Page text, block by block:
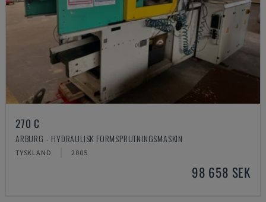
270 C
ARBURG - HYDRAULISK FORMSPRUTNINGSMASKIN
TYSKLAND 2005
98 658 SEK